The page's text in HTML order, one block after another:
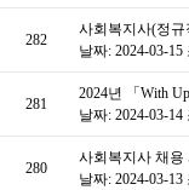
282
사회복지사(정
날짜: 2024-03-15
281
2024년 「With
날짜: 2024-03-14
280
사회복지사 채용
날짜: 2024-03-13